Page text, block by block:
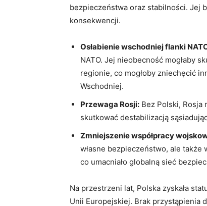
bezpieczeństwa oraz stabilności. Jej
konsekwencji.
Osłabienie wschodniej​ flanki
NATO. Jej nieobecność ⁢mogłaby
regionie, co ⁤mogłoby zniechęcić⁤
Wschodniej.
Przewaga Rosji: ⁢Bez‌ Polski, Rosja
skutkować destabilizacją
Zmniejszenie współpracy
własne​ bezpieczeństwo, ale⁤ także
co umacniało globalną sieć
Na przestrzeni⁣ lat, Polska zyskała
Unii ⁤Europejskiej. Brak przystąpienia